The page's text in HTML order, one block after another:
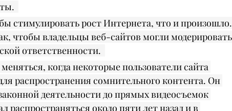
стимулировать рост Интернета, что и произошло.
чтобы владельцы веб-сайтов могли модерировать
ответственности.
когда некоторые пользователи сайта
распространения сомнительного контента. Он
деятельности до прямых видеосъемок
распространяться около пяти лет назад и в